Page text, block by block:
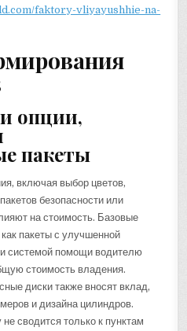
faktory-vliyayushhie-na-
опции,
пакеты
включая выбор цветов,
безопасности или
на стоимость. Базовые
пакеты с улучшенной
системой помощи водителю
стоимость владения.
диски также вносят вклад,
и дизайна цилиндров.
сводится только к пунктам